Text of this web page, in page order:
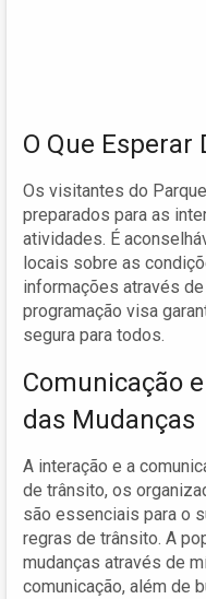
O Que
Os visitantes do
preparados para as
atividades. É
locais sobre as
informações através
programação visa
segura para todos.
Comunicação
das Mudanças
A interação e a
de trânsito, os
são essenciais para o
regras de trânsito. A
mudanças através de
comunicação, além de